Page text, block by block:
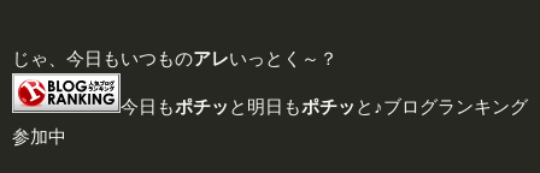
じゃ、今日もいつものアレいっとく～？
今日もポチッ と明日もポチッ と♪ブログランキング
参加中